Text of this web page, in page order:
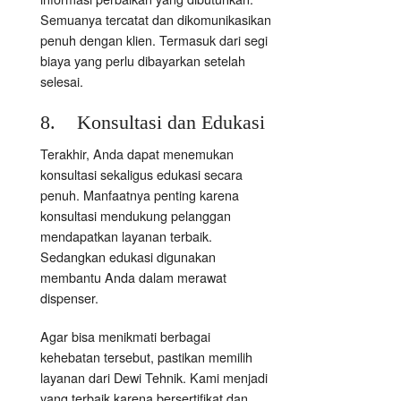
Semuanya tercatat dan dikomunikasikan
penuh dengan klien. Termasuk dari segi
biaya yang perlu dibayarkan setelah
selesai.
8. Konsultasi dan Edukasi
Terakhir, Anda dapat menemukan
konsultasi sekaligus edukasi secara
penuh. Manfaatnya penting karena
konsultasi mendukung pelanggan
mendapatkan layanan terbaik.
Sedangkan edukasi digunakan
membantu Anda dalam merawat
dispenser.
Agar bisa menikmati berbagai
kehebatan tersebut, pastikan memilih
layanan dari Dewi Tehnik. Kami menjadi